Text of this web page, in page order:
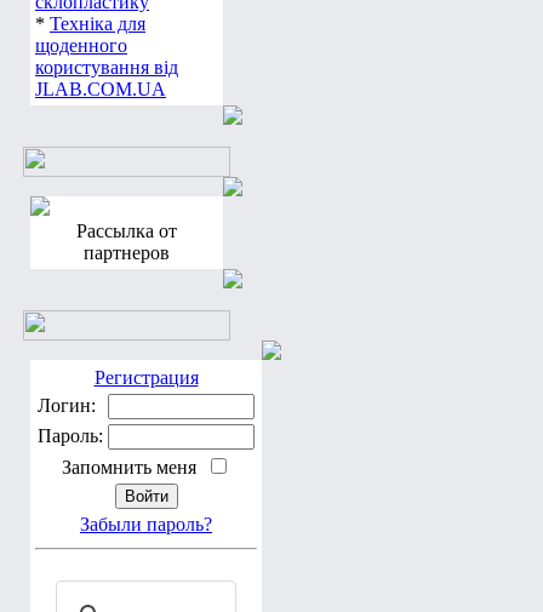
* Техніка для
щоденного
користування від
JLAB.COM.UA
Рассылка от
партнеров
Регистрация
Логин:
Пароль:
Запомнить меня
Забыли пароль?